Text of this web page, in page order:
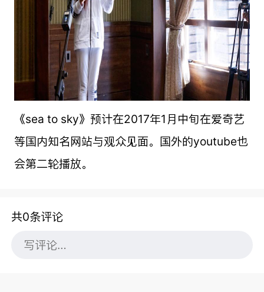
《sea to sky》预计在2017年1月中旬在爱奇艺
等国内知名网站与观众见面。国外的youtube也
会第二轮播放。
共0条评论